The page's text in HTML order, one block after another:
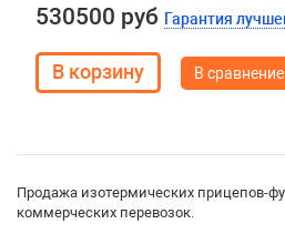
530500 руб Гарантия
В сравнение
Продажа изотермических прицепов-
коммерческих перевозок.